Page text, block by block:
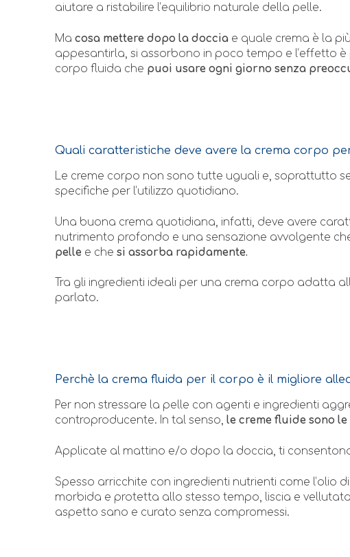
aiutare a ristabilire l’equilibrio naturale della pelle.
Ma cosa mettere dopo la doccia e quale crema è la
appesantirla, si assorbono in poco tempo e l’effetto
corpo fluida che puoi usare ogni giorno senza
Quali caratteristiche deve avere la crema corpo
Le creme corpo non sono tutte uguali e, soprattutto
specifiche per l’utilizzo quotidiano.
Una buona crema quotidiana, infatti, deve avere
nutrimento profondo e una sensazione avvolgente
pelle e che si assorba rapidamente.
Tra gli ingredienti ideali per una crema corpo adatta
parlato.
Perchè la crema fluida per il corpo è il migliore
Per non stressare la pelle con agenti e ingredienti
controproducente. In tal senso, le creme fluide sono
Applicate al mattino e/o dopo la doccia, ti
Spesso arricchite con ingredienti nutrienti come l’olio
morbida e protetta allo stesso tempo, liscia e
aspetto sano e curato senza compromessi.